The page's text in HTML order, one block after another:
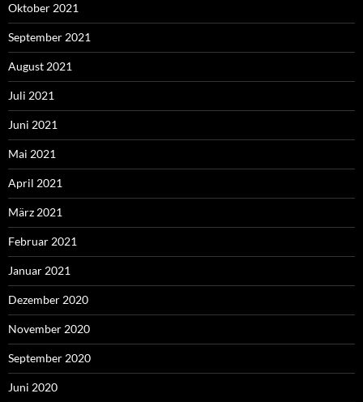
Oktober 2021
September 2021
August 2021
Juli 2021
Juni 2021
Mai 2021
April 2021
März 2021
Februar 2021
Januar 2021
Dezember 2020
November 2020
September 2020
Juni 2020